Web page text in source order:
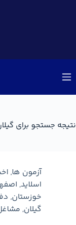
نتیجه جستجو برای
آزمون ها,
اسلاید,
خوزستان,
گیلان,